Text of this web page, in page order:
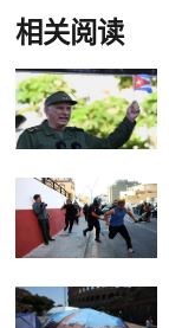
相关阅读